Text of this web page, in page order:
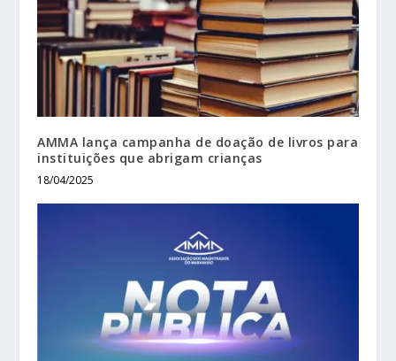
AMMA lança campanha de doação de livros para
instituições que abrigam crianças
18/04/2025